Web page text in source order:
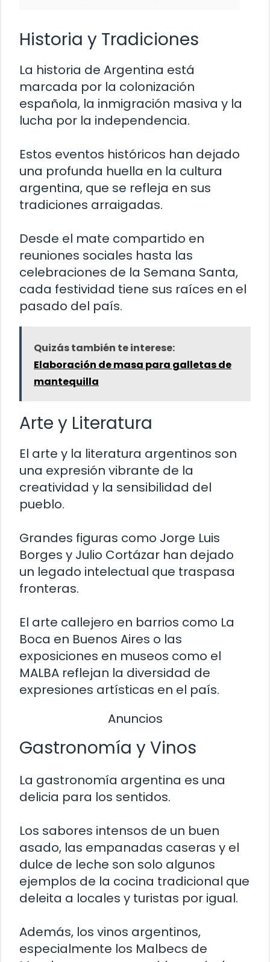
Historia y Tradiciones
La historia de Argentina está
marcada por la colonización
española, la inmigración masiva y la
lucha por la independencia.
Estos eventos históricos han dejado
una profunda huella en la cultura
argentina, que se refleja en sus
tradiciones arraigadas.
Desde el mate compartido en
reuniones sociales hasta las
celebraciones de la Semana Santa,
cada festividad tiene sus raíces en el
pasado del país.
Quizás también te interese:
Elaboración de masa para galletas de
mantequilla
Arte y Literatura
El arte y la literatura argentinos son
una expresión vibrante de la
creatividad y la sensibilidad del
pueblo.
Grandes figuras como Jorge Luis
Borges y Julio Cortázar han dejado
un legado intelectual que traspasa
fronteras.
El arte callejero en barrios como La
Boca en Buenos Aires o las
exposiciones en museos como el
MALBA reflejan la diversidad de
expresiones artísticas en el país.
Anuncios
Gastronomía y Vinos
La gastronomía argentina es una
delicia para los sentidos.
Los sabores intensos de un buen
asado, las empanadas caseras y el
dulce de leche son solo algunos
ejemplos de la cocina tradicional que
deleita a locales y turistas por igual.
Además, los vinos argentinos,
especialmente los Malbecs de